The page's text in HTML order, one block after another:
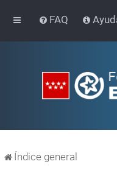
FAQ
Índice general